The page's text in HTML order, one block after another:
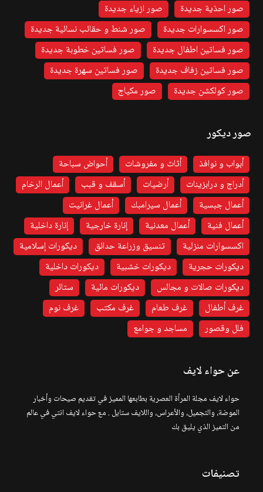
صور احذية جديدة
صور ازياء جديدة
صور اكسسوارات جديدة
صور شنط و حقائب نسائية جديدة
صور فساتين اطفال جديدة
صور فساتين خطوبة جديدة
صور فساتين زفاف جديدة
صور فساتين سهرة جديدة
صور كولكشن جديدة
صور مكياج
صور ديكور
أبواب و نوافذ أثاث و مفروشات
أحواض سباحة
أدراج و درابزينات
أرضيات أسقف و قبب
أعمال الرخام
أعمال جبسية
أعمال سيرامبك
أعمال غرانيت
أعمال فنية
أعمال معدنية إنارة خارجية
إنارة داخلية
اكسسوارات منزلية
تنسيق وزراعة حدائق
ديكورات إسلامية
ديكورات حجرية
ديكورات خشبية
ديكورات داخلية
ديكورات صالات و مجالس
ديكورات مائية
ستائر
غرف أطفال
غرف طعام غرف مكتب
غرف نوم
فلل وقصور
مساجد و جوامع
عن حواء لايف
حواء لايف مجلة المرأة العصرية بطابعها المميز في تقديم صيحات وأخبار
الموضة، والتجميل، والأعراس، واللايف ستايل . مع حواء لايف انتي في عالم
من التميز الذي يليق بك
تصنيفات